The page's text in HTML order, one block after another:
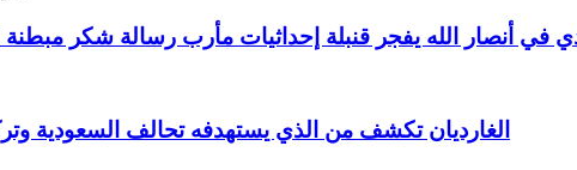
في أنصار الله يفجر قنبلة إحداثيات مأرب رسالة شكر
الغارديان تكشف من الذي يستهدفه تحالف السعودية